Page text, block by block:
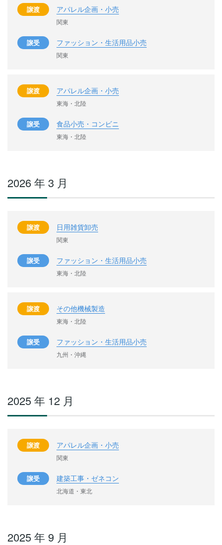
譲渡 アパレル企画・小売
関東
譲受 ファッション・生活用品小売
関東
譲渡 アパレル企画・小売
東海・北陸
譲受 食品小売・コンビニ
東海・北陸
2026 年 3 月
譲渡 日用雑貨卸売
関東
譲受 ファッション・生活用品小売
東海・北陸
譲渡 その他機械製造
東海・北陸
譲受 ファッション・生活用品小売
九州・沖縄
2025 年 12 月
譲渡 アパレル企画・小売
関東
譲受 建築工事・ゼネコン
北海道・東北
2025 年 9 月